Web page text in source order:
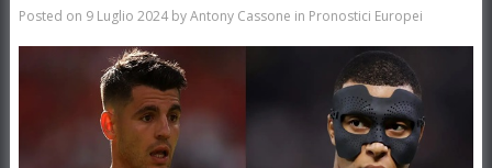
Posted on 9 Luglio 2024byAntony Cassone in Pronostici Europei